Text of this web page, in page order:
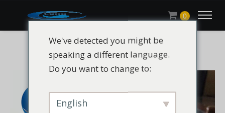
0
We've detected you might be
speaking a different language.
Do you want to change to:
English